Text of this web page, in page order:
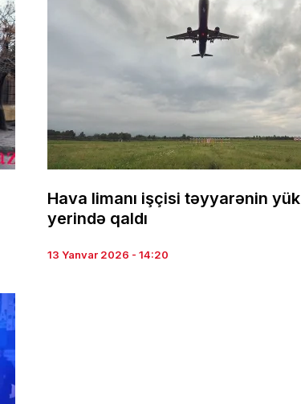
Hava limanı işçisi təyyarənin yük
yerində qaldı
13 Yanvar 2026 - 14:20